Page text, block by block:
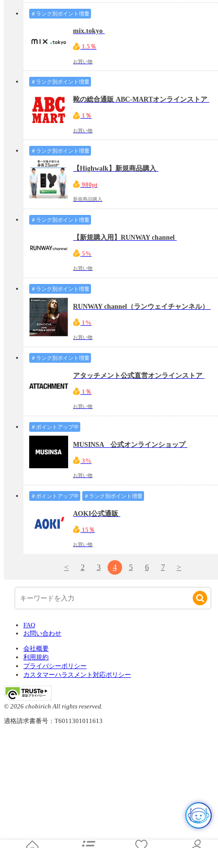
＃ランク別ポイント増量
mix.tokyo
1.5％
お買い物
＃ランク別ポイント増量
靴の総合通販 ABC-MARTオンラインストア
1％
お買い物
＃ランク別ポイント増量
【Highwalk】新規商品購入
980pt
新規商品購入
＃ランク別ポイント増量
【新規購入用】RUNWAY channel
5%
お買い物
＃ランク別ポイント増量
RUNWAY channel（ランウェイチャンネル）
1%
お買い物
＃ランク別ポイント増量
アタッチメント公式直営オンラインストア
1％
お買い物
＃ポイントアップ中
MUSINSA 公式オンラインショップ
3%
お買い物
＃ポイントアップ中 ＃ランク別ポイント増量
AOKI公式通販
15％
お買い物
< 2 3 4 5 6 7 >
FAQ
お問い合わせ
会社概要
利用規約
プライバシーポリシー
カスタマーハラスメント対応ポリシー
© 2026 chobirich All rights reserved.
適格請求書番号：T6011301011613